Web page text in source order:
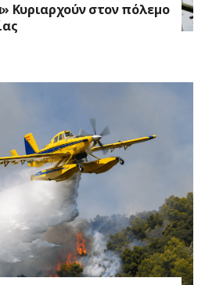
Κυριαρχούν στον πόλεμο